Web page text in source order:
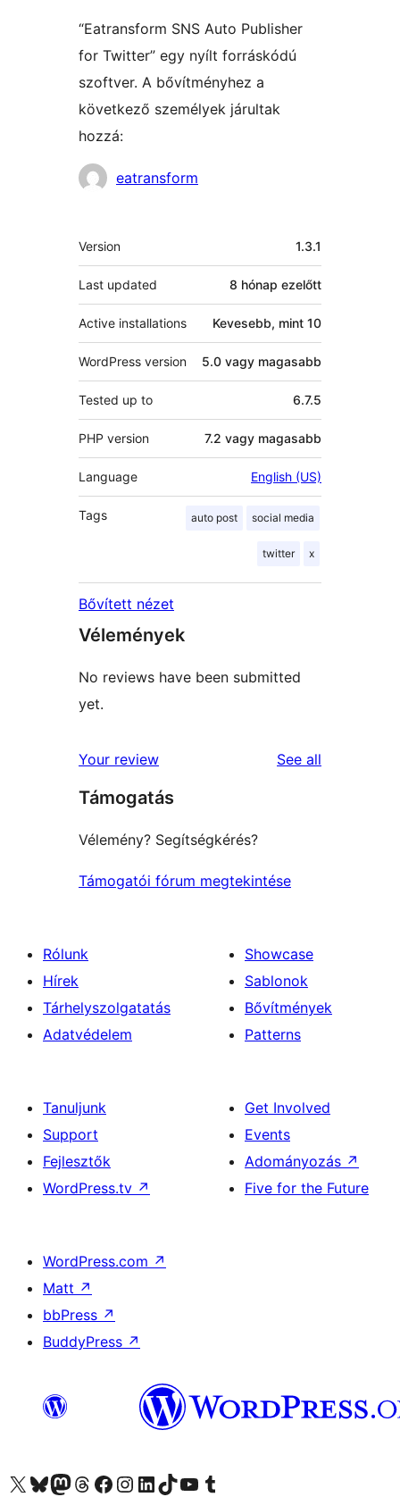
“Eatransform SNS Auto Publisher
for Twitter” egy nyílt forráskódú
szoftver. A bővítményhez a
következő személyek járultak
hozzá:
Közreműködők
eatransform
Meta
Version 1.3.1
Last updated 8 hónap ezelőtt
Active installations Kevesebb, mint 10
WordPress version 5.0 vagy magasabb
Tested up to 6.7.5
PHP version 7.2 vagy magasabb
Language English (US)
Tags auto post social media
twitter x
Bővített nézet
Vélemények
No reviews have been submitted
yet.
Your review See all
Támogatás
Vélemény? Segítségkérés?
Támogatói fórum megtekintése
Rólunk
Hírek
Tárhelyszolgatatás
Adatvédelem
Showcase
Sablonok
Bővítmények
Patterns
Tanuljunk
Support
Fejlesztők
WordPress.tv ↗
Get Involved
Events
Adományozás ↗
Five for the Future
WordPress.com ↗
Matt ↗
bbPress ↗
BuddyPress ↗
Visit our X (formerly Twitter) account
Visit our Bluesky account
Twitter csatornánk
Visit our Threads account
Facebook oldalunk megtekintése
Visit our Instagram account
Visit our LinkedIn account
Visit our TikTok account
Visit our YouTube channel
Visit our Tumblr account